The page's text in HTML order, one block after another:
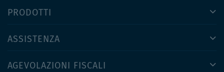
PRODOTTI
ASSISTENZA
AGEVOLAZIONI FISCALI